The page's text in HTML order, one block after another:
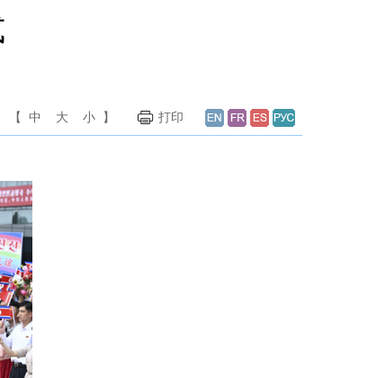
【 中 大 小 】 打印